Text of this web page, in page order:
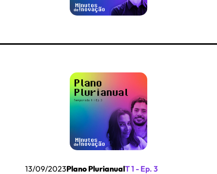
13/09/2023​Plano Plurianual​T 1 - Ep. 3